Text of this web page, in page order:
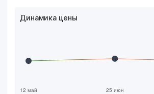
Динамика цены